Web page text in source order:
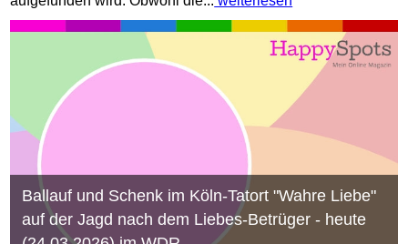
Ballauf und Schenk im Köln-Tatort "Wahre Liebe"
auf der Jagd nach dem Liebes-Betrüger - heute